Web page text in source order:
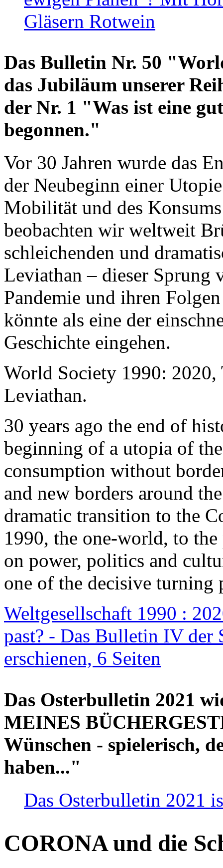
Gläsern Rotwein
Das Bulletin Nr. 50
das Jubiläum unserer
der Nr. 1 "Was ist eine
begonnen."
Vor 30 Jahren wurde das
der Neubeginn einer
Mobilität und des
beobachten wir weltweit
schleichenden und
Leviathan – dieser Sprung
Pandemie und ihren
könnte als eine der
Geschichte eingehen.
World Society 1990: 2020,
Leviathan.
30 years ago the end of
beginning of a utopia of
consumption without
and new borders around
dramatic transition to the
1990, the one-world, to the
on power, politics and
one of the decisive turning
Weltgesellschaft 1990 :
past? - Das Bulletin IV der
erschienen, 6 Seiten
Das Osterbulletin 2021
MEINES
Wünschen - spielerisch,
haben..."
Das Osterbulletin 2021
CORONA und die